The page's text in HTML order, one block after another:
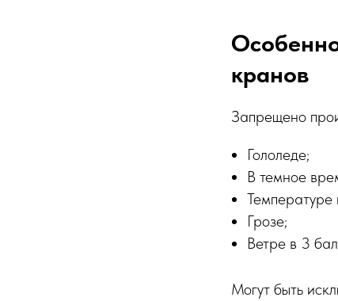
кранов
Запрещено
Гололеде;
В темное
Грозе;
Ветре в 3
Могут быть